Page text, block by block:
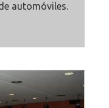
automóviles.